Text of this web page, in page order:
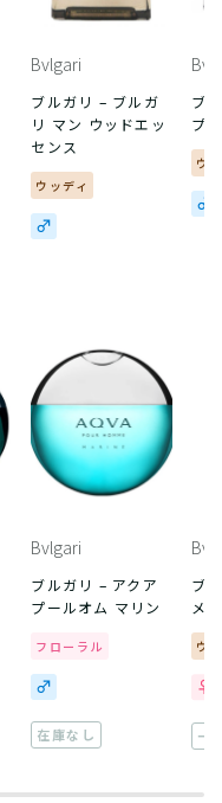
Bvlgari
ブルガリ – ブルガ
リ マン ウッドエッ
センス
ウッディ
ブ
プ
ウ
Bvlgari
ブルガリ – アクア
プールオム マリン
フローラル
在庫なし
ブ
メ
ウ
一